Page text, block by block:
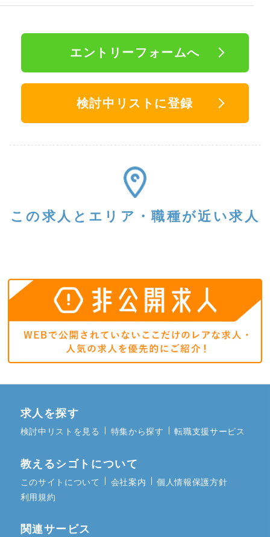
エントリーフォームへ
検討中リストに登録
この求人と エリア・職種が近い求人
求人を探す
検討中リストを見る 特集から探す 転職支援サービス
教えるシゴトについて
このサイトについて 会社案内
個人情報保護方針
利用規約
関連サービス